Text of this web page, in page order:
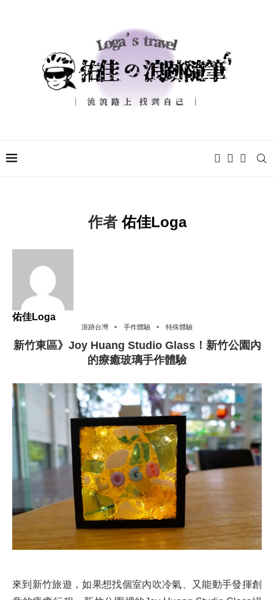
作者佑佳Loga
佑佳Loga
浪跡台灣 手作體驗 特殊體驗
新竹東區》Joy Huang Studio Glass！新竹公園內
的療癒玻璃手作體驗
來到新竹旅遊，如果想找個室內吹冷氣、又能動手發揮創